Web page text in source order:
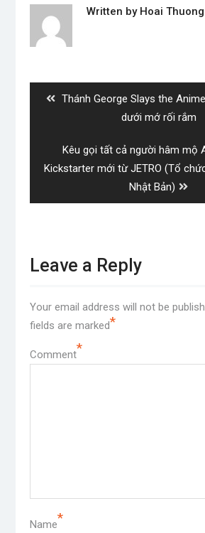
Written by Hoai Thuong
Previous
Thánh George Slays the
dưới mớ rối rắm
Next
post:
Kêu gọi tất cả người hâm mộ
Kickstarter mới từ JETRO (Tổ
Nhật Bản)
Leave a Reply
Your email address will not be
fields are marked*
Comment*
Name*